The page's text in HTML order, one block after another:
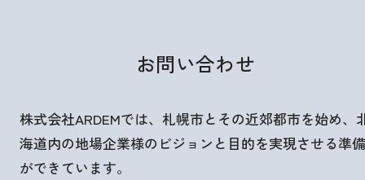
お問い合わせ
株式会社ARDEMでは、札幌市とその近郊都市を始め、
海道内の地場企業様のビジョンと目的を実現させる準備
ができています。